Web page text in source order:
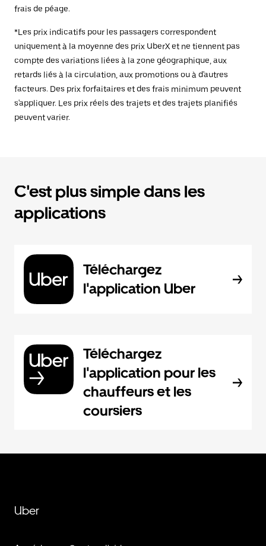
frais de péage.
*Les prix indicatifs pour les passagers correspondent
uniquement à la moyenne des prix UberX et ne tiennent pas
compte des variations liées à la zone géographique, aux
retards liés à la circulation, aux promotions ou à d'autres
facteurs. Des prix forfaitaires et des frais minimum peuvent
s'appliquer. Les prix réels des trajets et des trajets planifiés
peuvent varier.
C'est plus simple dans les
applications
Téléchargez
l'application Uber
Téléchargez
l'application pour les
chauffeurs et les
coursiers
Uber